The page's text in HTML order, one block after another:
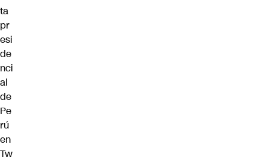
ta
pr
esi
de
nci
al
de
Pe
rú
en
Tw